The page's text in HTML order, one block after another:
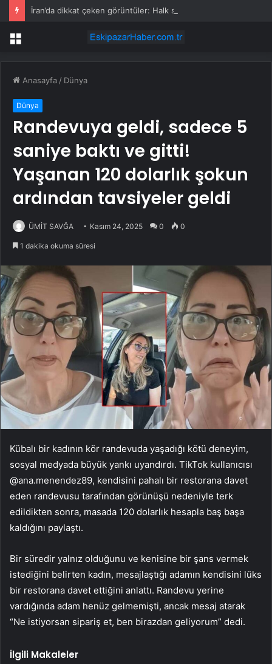
Menü
Anasayfa / Dünya
Dünya
Randevuya geldi, sadece 5
saniye baktı ve gitti!
Yaşanan 120 dolarlık şokun
ardından tavsiyeler geldi
ÜMİT SAVĞA Kasım 24, 2025 0 0
1 dakika okuma süresi
Kübalı bir kadının kör randevuda yaşadığı kötü deneyim,
sosyal medyada büyük yankı uyandırdı. TikTok kullanıcısı
@ana.menendez89, kendisini pahalı bir restorana davet
eden randevusu tarafından görünüşü nedeniyle terk
edildikten sonra, masada 120 dolarlık hesapla baş başa
kaldığını paylaştı.
Bir süredir yalnız olduğunu ve kenisine bir şans vermek
istediğini belirten kadın, mesajlaştığı adamın kendisini lüks
bir restorana davet ettiğini anlattı. Randevu yerine
vardığında adam henüz gelmemişti, ancak mesaj atarak
“Ne istiyorsan sipariş et, ben birazdan geliyorum” dedi.
İlgili Makaleler